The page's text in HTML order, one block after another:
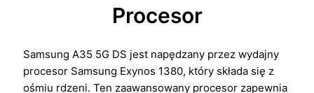
Procesor
Samsung A35 5G DS jest napędzany przez wydajny
procesor Samsung Exynos 1380, który składa się z
ośmiu rdzeni. Ten zaawansowany procesor zapewnia